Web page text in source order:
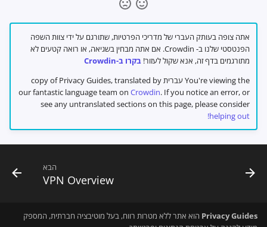
אתה צופה בעותק העברי של מדריכי הפרטיות, שתורגם על ידי צוות השפה
הפנטסטי שלנו ב- Crowdin. אם אתה מבחין בשגיאה, או רואה קטעים לא
מתורגמים בדף זה, אנא שקול לעזור!בקרו ב-Crowdin
You're viewing the עברית copy of Privacy Guides, translated by
our fantastic language team on Crowdin. If you notice an error, or
see any untranslated sections on this page, please consider
helping out!
הבא
VPN Overview
Privacy Guides הוא אתר ללא מטרות רווח, בעל מוטיבציה חברתית, המספק